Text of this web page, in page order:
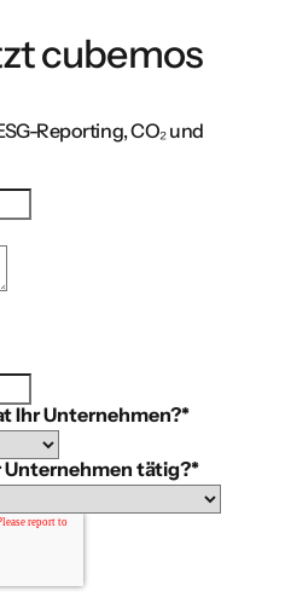
cubemos
Reporting, CO₂ und
Ihr Unternehmen?*
Unternehmen tätig?*